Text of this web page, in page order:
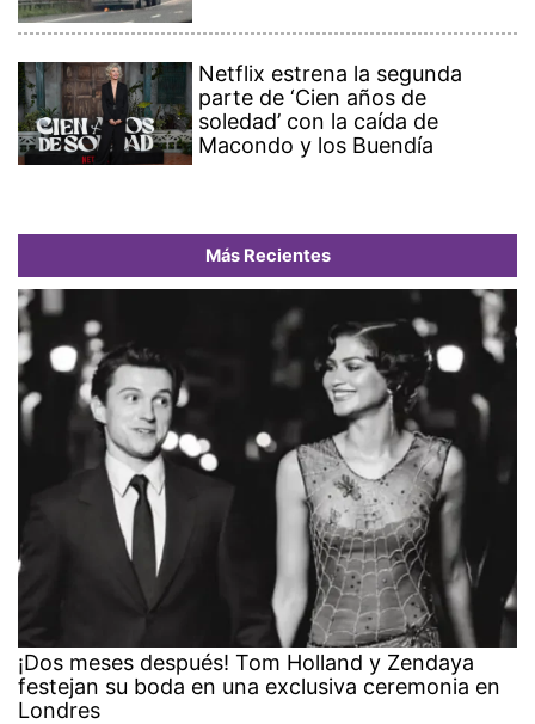
Netflix estrena la segunda
parte de ‘Cien años de
soledad’ con la caída de
Macondo y los Buendía
Más Recientes
¡Dos meses después! Tom Holland y Zendaya
festejan su boda en una exclusiva ceremonia en
Londres